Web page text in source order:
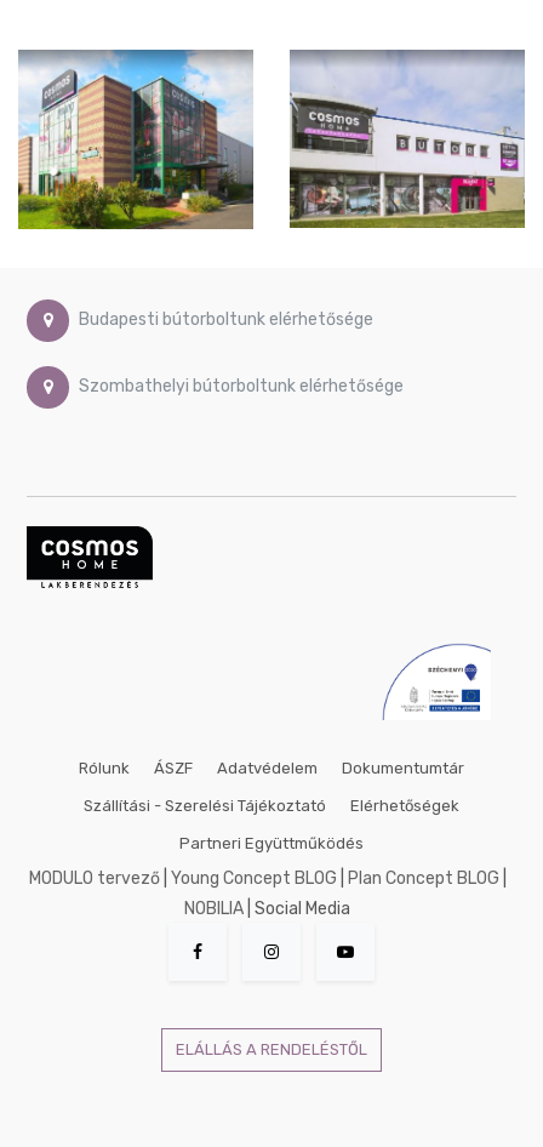
Budapesti bútorboltunk elérhetősége
Szombathelyi bútorboltunk elérhetősége
Rólunk ÁSZF Adatvédelem Dokumentumtár
Szállítási - Szerelési Tájékoztató Elérhetőségek
Partneri Együttműködés
MODULO tervező| Young Concept BLOG Plan Concept BLOG
NOBILIA | Social Media
ELÁLLÁS A RENDELÉSTŐL